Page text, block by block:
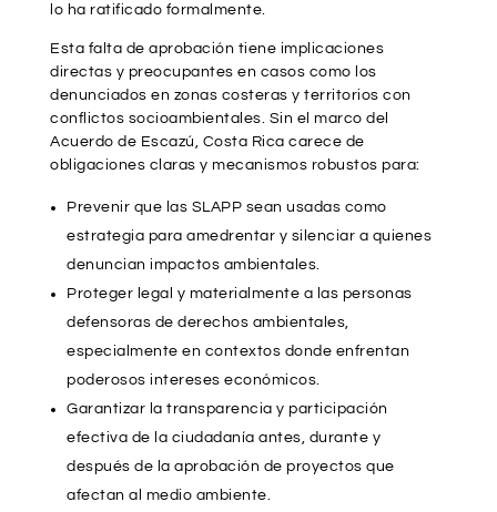
lo ha ratificado formalmente.
Esta falta de aprobación tiene implicaciones
directas y preocupantes en casos como los
denunciados en zonas costeras y territorios con
conflictos socioambientales. Sin el marco del
Acuerdo de Escazú, Costa Rica carece de
obligaciones claras y mecanismos robustos para:
Prevenir que las SLAPP sean usadas como
estrategia para amedrentar y silenciar a quienes
denuncian impactos ambientales.
Proteger legal y materialmente a las personas
defensoras de derechos ambientales,
especialmente en contextos donde enfrentan
poderosos intereses económicos.
Garantizar la transparencia y participación
efectiva de la ciudadanía antes, durante y
después de la aprobación de proyectos que
afectan al medio ambiente.